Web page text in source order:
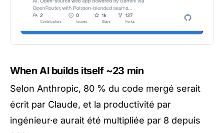
When AI builds itself~23 min
Selon Anthropic, 80 % du code mergé serait
écrit par Claude, et la productivité par
ingénieur·e aurait été multipliée par 8 depuis